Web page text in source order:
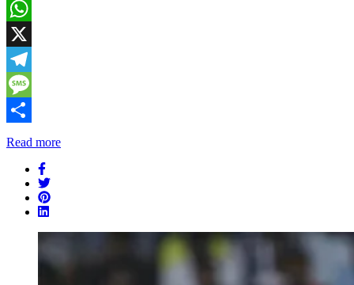
Email
WhatsApp
X
Telegram
Message
Share
Read more